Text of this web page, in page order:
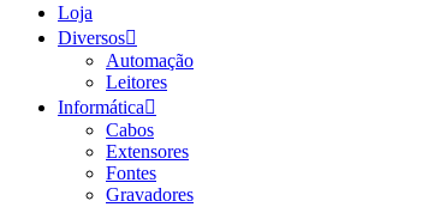
Loja
Diversos
Automação
Leitores
Informática
Cabos
Extensores
Fontes
Gravadores